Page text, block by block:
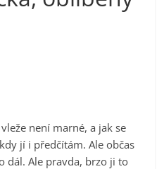
není marné, a jak se
jí i předčítám. Ale občas
dál. Ale pravda, brzo ji to